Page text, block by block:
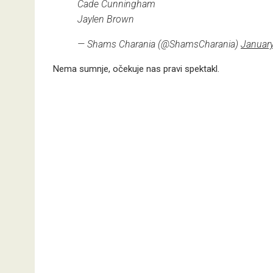
Cade Cunningham
Jaylen Brown
— Shams Charania (@ShamsCharania)
Nema sumnje, očekuje nas pravi spektakl.